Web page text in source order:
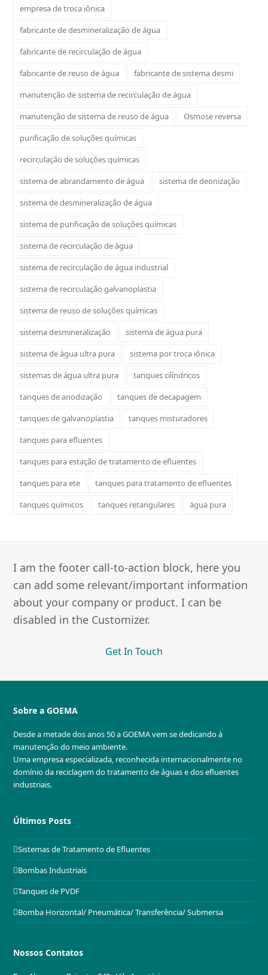
empresa de troca iônica
fabricante de desmineralização de água
fabricante de recirculação de água
fabricante de reuso de água
fabricante de sistema desmi
manutenção de sistema de recirculação de água
manutenção de sistema de reuso de água
Osmose reversa
purificação de soluções químicas
recirculação de soluções químicas
sistema de abrandamento de água
sistema de deonização
sistema de desmineralização de água
sistema de purificação de soluções químicas
sistema de recirculação de água
sistema de recirculação de água industrial
sistema de recirculação galvanoplastia
sistema de reuso de soluções químicas
sistema desmineralização
sistema de água pura
sistema de água ultra pura
sistema por troca iônica
sistemas de água ultra pura
tanques cilíndricos
tanques de anodização
tanques de decapagem
tanques de galvanoplastia
tanques misturadores
tanques para efluentes
tanques para estação de tratamento de efluentes
tanques para ete
tanques para tratamento de efluentes
tanques químicos
tanques retangulares água pura
I am the footer call-to-action block, here you
can add some relevant/important information
about your company or product. I can be
disabled in the Customizer.
Get In Touch
Sobre a GOEMA
Desde a metade dos anos 50 a GOEMA vem se dedicando à
manutenção do meio ambiente.
Uma empresa especializada, reconhecida internacionalmente no
domínio da reciclagem do tratamento de águas e dos efluentes
industriais.
Últimos Posts
Sistemas de Tratamento de Efluentes
Bombas Industriais
Tanques de PVDF
Bomba Horizontal/ Pneumática/ Transferência/ Submersa
Nossos Contatos